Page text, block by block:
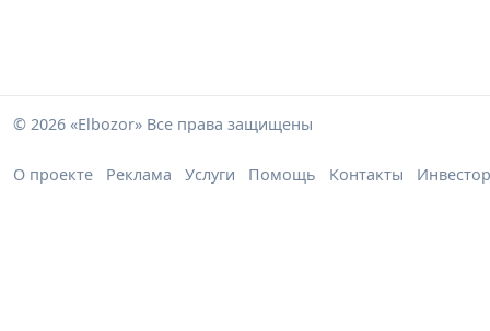
© 2026 «Elbozor» Все права защищены
О проекте Реклама Услуги Помощь Контакты